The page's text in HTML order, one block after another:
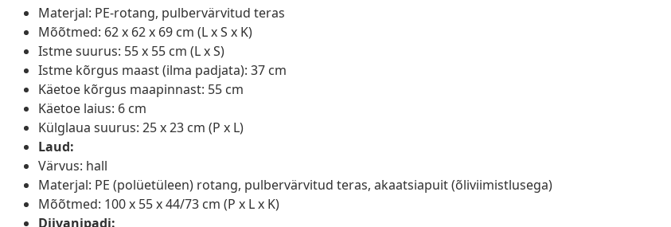
Materjal: PE-rotang, pulbervärvitud teras
Mõõtmed: 62 x 62 x 69 cm (L x S x K)
Istme suurus: 55 x 55 cm (L x S)
Istme kõrgus maast (ilma padjata): 37 cm
Käetoe kõrgus maapinnast: 55 cm
Käetoe laius: 6 cm
Külglaua suurus: 25 x 23 cm (P x L)
Laud:
Värvus: hall
Materjal: PE (polüetüleen) rotang, pulbervärvitud teras, akaatsiapuit (õliviimistlusega)
Mõõtmed: 100 x 55 x 44/73 cm (P x L x K)
Diivanipadi: